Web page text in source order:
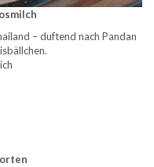
– duftend nach Pandan